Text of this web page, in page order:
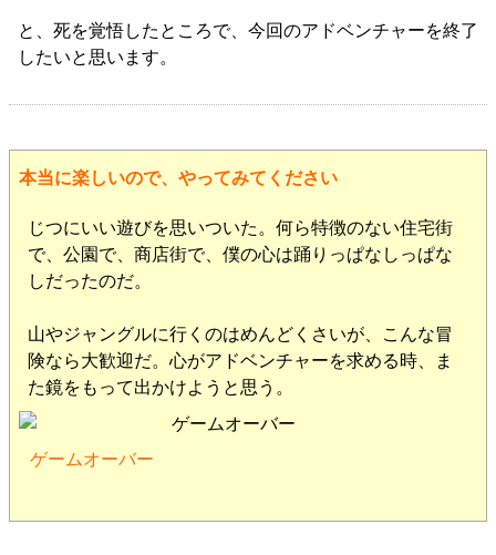
と、死を覚悟したところで、今回のアドベンチャーを終了
したいと思います。
本当に楽しいので、やってみてください
じつにいい遊びを思いついた。何ら特徴のない住宅街
で、公園で、商店街で、僕の心は踊りっぱなしっぱな
しだったのだ。
山やジャングルに行くのはめんどくさいが、こんな冒
険なら大歓迎だ。心がアドベンチャーを求める時、ま
た鏡をもって出かけようと思う。
ゲームオーバー